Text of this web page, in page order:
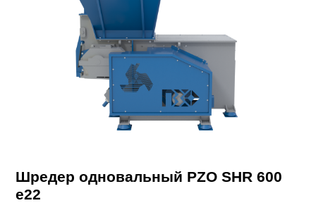
Шредер одновальный PZO SHR 600
e22